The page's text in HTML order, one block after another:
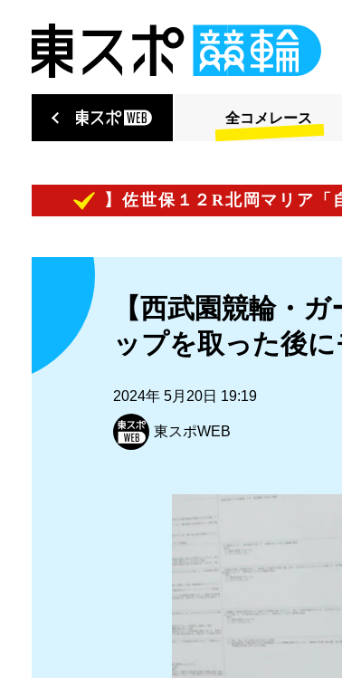
全コメレース
ント】佐世保１２R北岡マリア「自分で
【西武園競輪・
ップを取った後
2024年 5月20日 19:19
東スポWEB